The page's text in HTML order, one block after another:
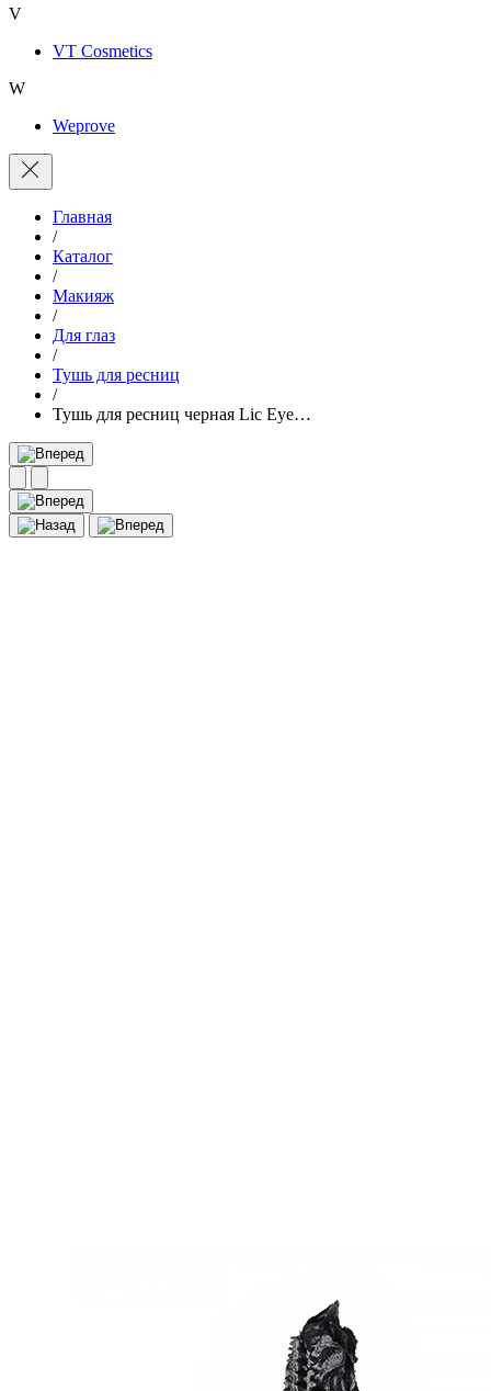
V
VT Cosmetics
W
Weprove
Главная
/
Каталог
/
Макияж
/
Для глаз
/
Тушь для ресниц
/
Тушь для ресниц черная Lic Eye…